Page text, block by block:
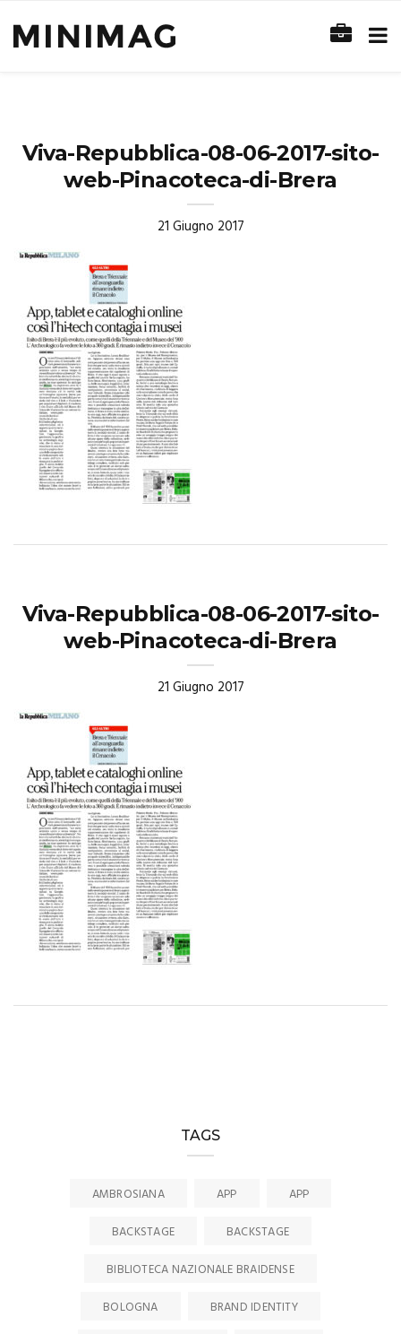
Viva-Repubblica-08-06-2017-sito-
web-Pinacoteca-di-Brera
21 Giugno 2017
Viva-Repubblica-08-06-2017-sito-
web-Pinacoteca-di-Brera
21 Giugno 2017
TAGS
AMBROSIANA APP
APP
BACKSTAGE
BACKSTAGE
BIBLIOTECA NAZIONALE BRAIDENSE
BOLOGNA
BRAND IDENTITY